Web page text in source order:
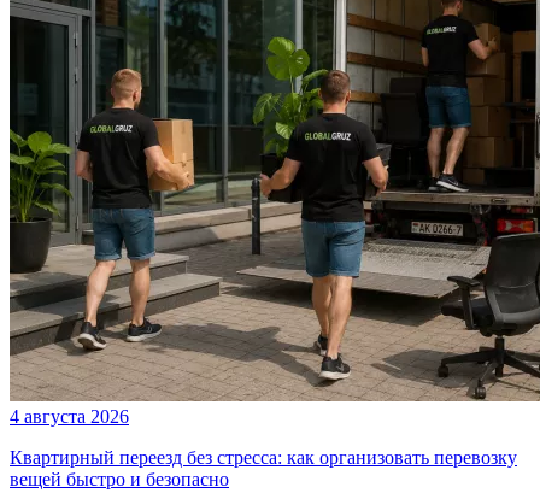
4 августа 2026
Квартирный переезд без стресса: как организовать перевозку
вещей быстро и безопасно